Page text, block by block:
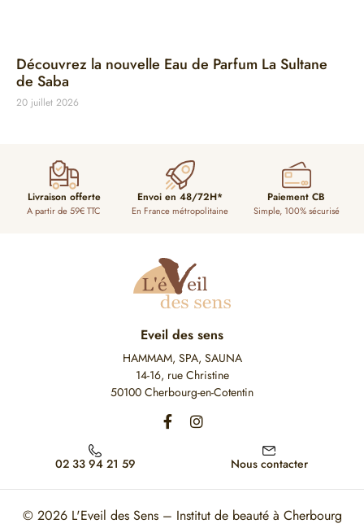
Découvrez la nouvelle Eau de Parfum La Sultane
de Saba
20 juillet 2026
Livraison offerte
A partir de 59€ TTC
Envoi en 48/72H*
En France métropolitaine
Paiement CB
Simple, 100% sécurisé
Eveil des sens
HAMMAM, SPA, SAUNA
14-16, rue Christine
50100 Cherbourg-en-Cotentin
02 33 94 21 59 Nous contacter
© 2026 L'Eveil des Sens – Institut de beauté à Cherbourg